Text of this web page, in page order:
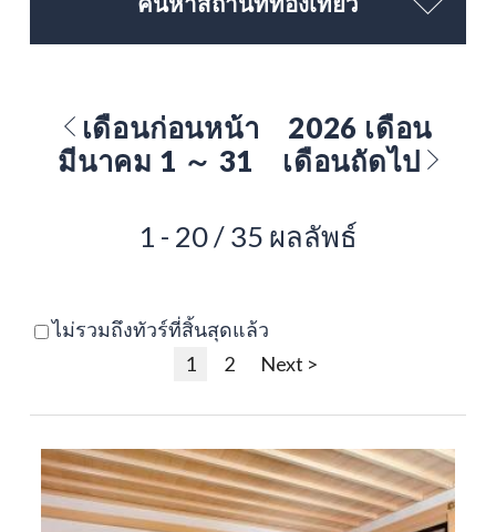
เดือนก่อนหน้า
2026 เดือน
มีนาคม 1 ～ 31
เดือนถัดไป
1 - 20 / 35 ผลลัพธ์
ไม่รวมถึงทัวร์ที่สิ้นสุดแล้ว
1
2 Next >